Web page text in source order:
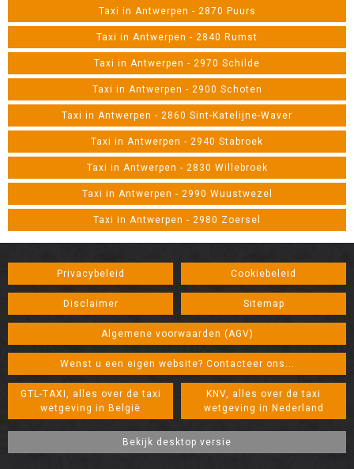
Taxi in Antwerpen - 2870 Puurs
Taxi in Antwerpen - 2840 Rumst
Taxi in Antwerpen - 2970 Schilde
Taxi in Antwerpen - 2900 Schoten
Taxi in Antwerpen - 2860 Sint-Katelijne-Waver
Taxi in Antwerpen - 2940 Stabroek
Taxi in Antwerpen - 2830 Willebroek
Taxi in Antwerpen - 2990 Wuustwezel
Taxi in Antwerpen - 2980 Zoersel
Privacybeleid Cookiebeleid
Disclaimer Sitemap
Algemene voorwaarden (AGV)
Wenst u een eigen website? Contacteer ons...
GTL-TAXI, alles over de taxi
wetgeving in België
KNV, alles over de taxi
wetgeving in Nederland